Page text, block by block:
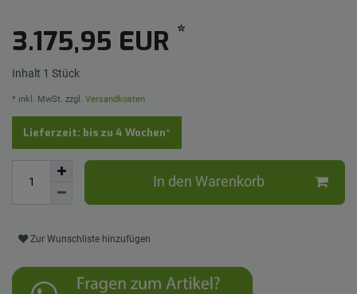
3.175,95 EUR *
Inhalt 1 Stück
* inkl. MwSt. zzgl. Versandkosten
Lieferzeit: bis zu 4 Wochen*
In den Warenkorb
Zur Wunschliste hinzufügen